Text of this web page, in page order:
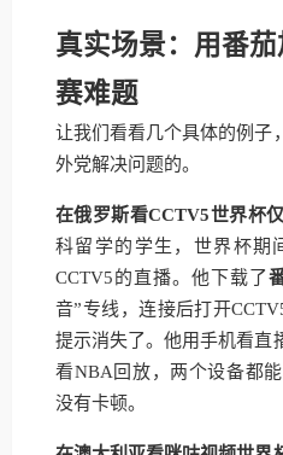
真实场景：用番
赛难题
让我们看看几个具体的例子
外党解决问题的。
在俄罗斯看CCTV5世界杯
科留学的学生，世界杯期
CCTV5的直播。他下载了
音”专线，连接后打开
提示消失了。他用手机看直
看NBA回放，两个设备都
没有卡顿。